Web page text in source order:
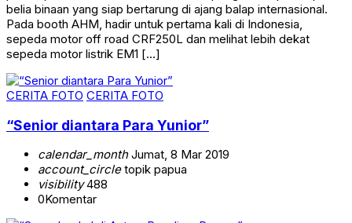
belia binaan yang siap bertarung di ajang balap internasional.
Pada booth AHM, hadir untuk pertama kali di Indonesia,
sepeda motor off road CRF250L dan melihat lebih dekat
sepeda motor listrik EM1 […]
CERITA FOTO CERITA FOTO
“Senior diantara Para Yunior”
calendar_monthJumat, 8 Mar 2019
account_circletopik papua
visibility488
0Komentar